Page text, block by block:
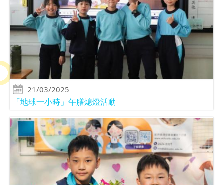
21/03/2025
「地球一小時」午膳熄燈活動